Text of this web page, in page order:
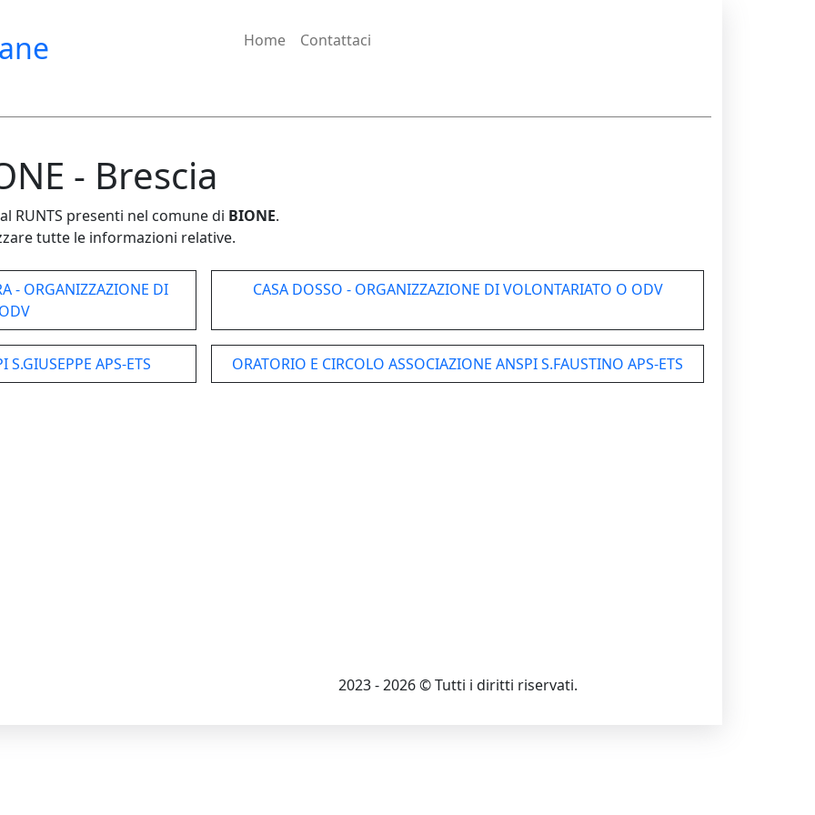
Home Contattaci
- Brescia
RUNTS presenti nel comune di BIONE.
tutte le informazioni relative.
- ORGANIZZAZIONE DI
CASA DOSSO - ORGANIZZAZIONE DI VOLONTARIATO O ODV
APS-ETS ORATORIO E CIRCOLO ASSOCIAZIONE ANSPI S.FAUSTINO APS-ETS
2023 - 2026 © Tutti i diritti riservati.